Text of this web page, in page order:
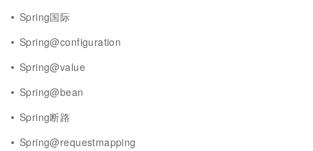
Spring国际
Spring@configuration
Spring@value
Spring@bean
Spring断路
Spring@requestmapping